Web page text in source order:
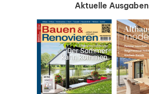
Aktuelle Ausgaben